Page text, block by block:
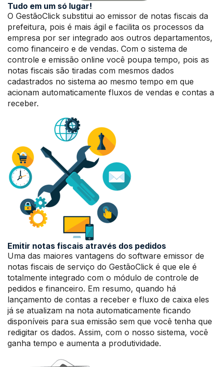
Tudo em um só lugar!
O GestãoClick substitui ao emissor de notas fiscais da
prefeitura, pois é mais ágil e facilita os processos da
empresa por ser integrado aos outros departamentos,
como financeiro e de vendas. Com o sistema de
controle e emissão online você poupa tempo, pois as
notas fiscais são tiradas com mesmos dados
cadastrados no sistema ao mesmo tempo em que
acionam automaticamente fluxos de vendas e contas a
receber.
Emitir notas fiscais através dos pedidos
Uma das maiores vantagens do software emissor de
notas fiscais de serviço do GestãoClick é que ele é
totalmente integrado com o módulo de controle de
pedidos e financeiro. Em resumo, quando há
lançamento de contas a receber e fluxo de caixa eles
já se atualizam na nota automaticamente ficando
disponíveis para sua emissão sem que você tenha que
redigitar os dados. Assim, com o nosso sistema, você
ganha tempo e aumenta a produtividade.